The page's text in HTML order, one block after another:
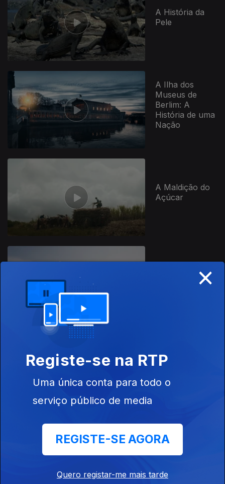
A História da
Pele
A Ilha dos
Museus de
Berlim: A
História de uma
Nação
A Maldição do
Açúcar
A Minha
Indonésia -
A Minha Suécia
- Natureza em
×
Registe-se na RTP
Uma única conta para todo o
serviço público de media
REGISTE-SE AGORA
Quero registar-me mais tarde